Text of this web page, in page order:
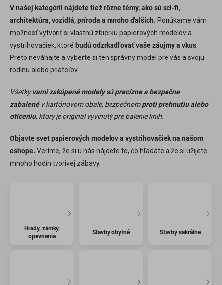
V našej kategórii nájdete tiež rôzne témy, ako sú sci-fi,
architektúra, vozidlá, príroda a mnoho ďalších. Ponúkame vám
možnosť vytvoriť si vlastnú zbierku papierových modelov a
vystrihovačiek, ktoré budú odzrkadľovať vaše záujmy a vkus
Preto neváhajte a vyberte si ten správny model pre vás a svoju
rodinu alebo priateľov.
Všetky vami zakúpené modely sú precízne a bezpečne
zabalenév kartónovom obale, bezpečnomproti prehnutiu alebo
otlčeniu, ktorý je originál vyvinutý pre balenie kníh.
Objavte svet papierových modelov a vystrihovačiek na našom
eshope. Veríme, že si u nás nájdete to, čo hľadáte a že si užijete
mnoho hodín tvorivej zábavy.
Hrady, zámky,
opevnenia
Stavby obytné Stavby sakrálne